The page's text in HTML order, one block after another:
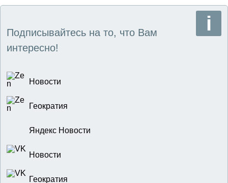
Подписывайтесь на то, что Вам
интересно!
Новости
Геократия
Яндекс Новости
Новости
Геократия